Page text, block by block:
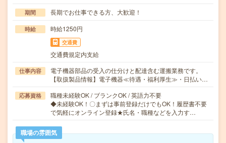
期間 長期でお仕事できる方、大歓迎！
時給 時給1250円
交通費
交通費規定内支給
仕事内容
電子機器部品の受入の仕分けと配達含む運搬業務です。
【取扱製品情報】電子機器≪待遇・福利厚生≫・日払い…
応募資格
職種未経験OK / ブランクOK / 英語力不要
◆未経験OK！〇まずは事前登録だけでもOK！履歴書不要
で気軽にオンライン登録★氏名・職種などを入力す…
職場の雰囲気